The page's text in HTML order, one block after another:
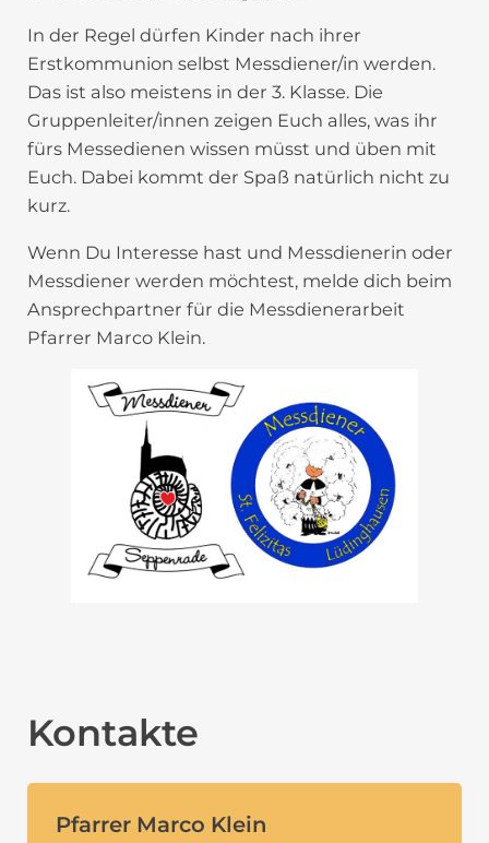
In der Regel dürfen Kinder nach ihrer
Erstkommunion selbst Messdiener/in werden.
Das ist also meistens in der 3. Klasse. Die
Gruppenleiter/innen zeigen Euch alles, was ihr
fürs Messedienen wissen müsst und üben mit
Euch. Dabei kommt der Spaß natürlich nicht zu
kurz.
Wenn Du Interesse hast und Messdienerin oder
Messdiener werden möchtest, melde dich beim
Ansprechpartner für die Messdienerarbeit
Pfarrer Marco Klein.
Kontakte
Pfarrer Marco Klein